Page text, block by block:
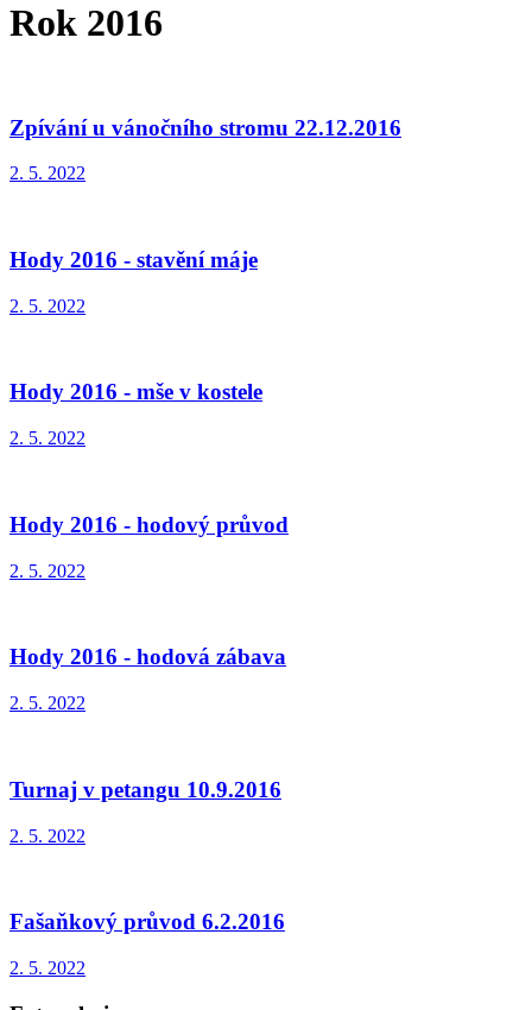
Rok 2016
Zpívání u vánočního stromu 22.12.2016
2. 5. 2022
Hody 2016 - stavění máje
2. 5. 2022
Hody 2016 - mše v kostele
2. 5. 2022
Hody 2016 - hodový průvod
2. 5. 2022
Hody 2016 - hodová zábava
2. 5. 2022
Turnaj v petangu 10.9.2016
2. 5. 2022
Fašaňkový průvod 6.2.2016
2. 5. 2022